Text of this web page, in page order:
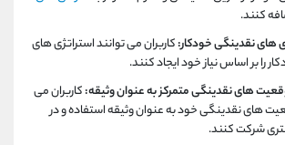
کنند.
های نقدینگی خودکار:کاربران می توانند استراتژی های
را بر اساس نیاز خود ایجاد کنند.
های نقدینگی متمرکز به عنوان وثیقه:کاربران می
های نقدینگی خود به عنوان وثیقه استفاده و در
شرکت کنند.